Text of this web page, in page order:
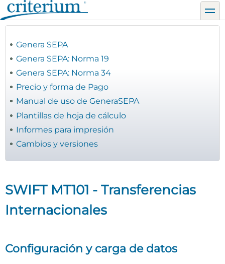
Pasar
al
principal
Genera SEPA
Genera SEPA: Norma 19
Genera SEPA: Norma 34
Precio y forma de Pago
Manual de uso de GeneraSEPA
Plantillas de hoja de cálculo
Informes para impresión
Cambios y versiones
SWIFT MT101 - Transferencias
Internacionales
Configuración y carga de datos